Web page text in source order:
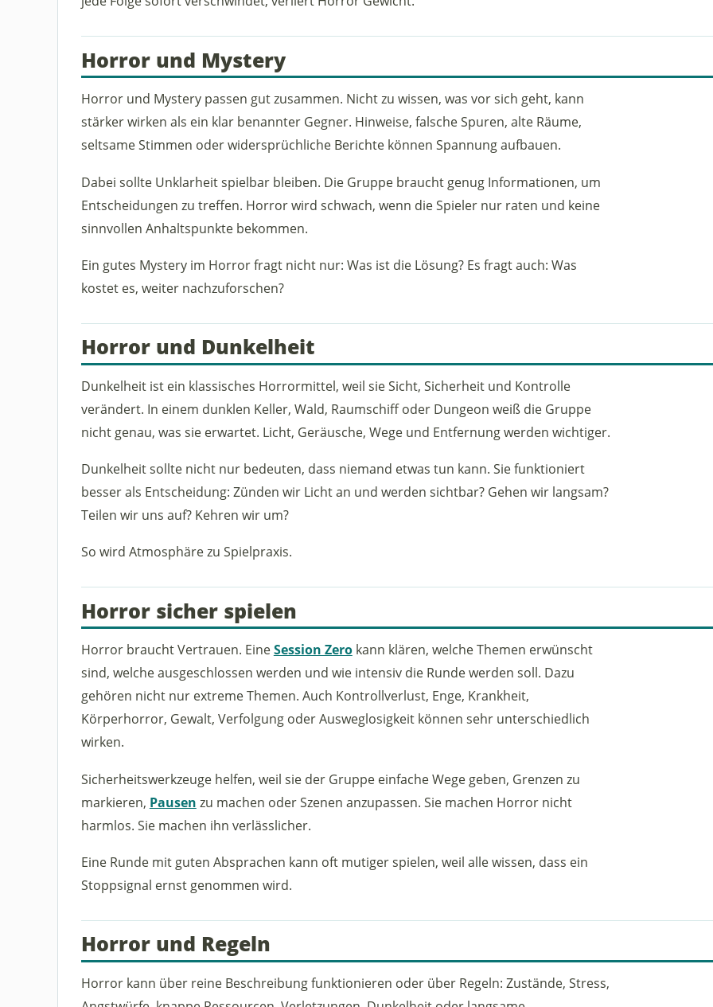
Horror und Mystery
Horror und Mystery passen gut zusammen. Nicht zu wissen, was vor sich geht, kann
stärker wirken als ein klar benannter Gegner. Hinweise, falsche Spuren, alte Räume,
seltsame Stimmen oder widersprüchliche Berichte können Spannung aufbauen.
Dabei sollte Unklarheit spielbar bleiben. Die Gruppe braucht genug Informationen, um
Entscheidungen zu treffen. Horror wird schwach, wenn die Spieler nur raten und keine
sinnvollen Anhaltspunkte bekommen.
Ein gutes Mystery im Horror fragt nicht nur: Was ist die Lösung? Es fragt auch: Was
kostet es, weiter nachzuforschen?
Horror und Dunkelheit
Dunkelheit ist ein klassisches Horrormittel, weil sie Sicht, Sicherheit und Kontrolle
verändert. In einem dunklen Keller, Wald, Raumschiff oder Dungeon weiß die Gruppe
nicht genau, was sie erwartet. Licht, Geräusche, Wege und Entfernung werden wichtiger.
Dunkelheit sollte nicht nur bedeuten, dass niemand etwas tun kann. Sie funktioniert
besser als Entscheidung: Zünden wir Licht an und werden sichtbar? Gehen wir langsam?
Teilen wir uns auf? Kehren wir um?
So wird Atmosphäre zu Spielpraxis.
Horror sicher spielen
Horror braucht Vertrauen. EineSession Zerokann klären, welche Themen erwünscht
sind, welche ausgeschlossen werden und wie intensiv die Runde werden soll. Dazu
gehören nicht nur extreme Themen. Auch Kontrollverlust, Enge, Krankheit,
Körperhorror, Gewalt, Verfolgung oder Ausweglosigkeit können sehr unterschiedlich
wirken.
Sicherheitswerkzeuge helfen, weil sie der Gruppe einfache Wege geben, Grenzen zu
markieren, Pausen zu machen oder Szenen anzupassen. Sie machen Horror nicht
harmlos. Sie machen ihn verlässlicher.
Eine Runde mit guten Absprachen kann oft mutiger spielen, weil alle wissen, dass ein
Stoppsignal ernst genommen wird.
Horror und Regeln
Horror kann über reine Beschreibung funktionieren oder über Regeln: Zustände, Stress,